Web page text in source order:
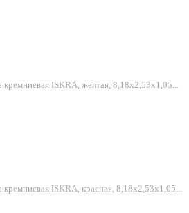
кремниевая ISKRA, желтая, 8,18х2,53х1,05...
кремниевая ISKRA, красная, 8,18х2,53х1,05...